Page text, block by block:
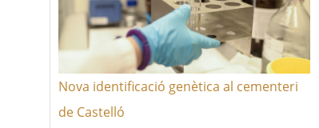
Nova identificació genètica al cementeri
de Castelló